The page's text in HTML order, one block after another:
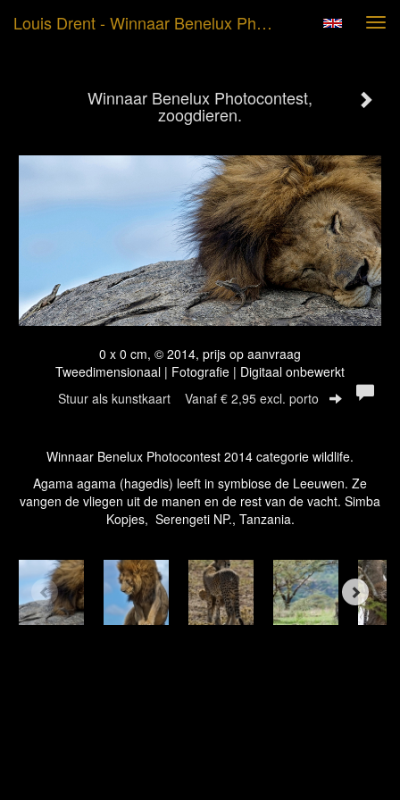
Louis Drent - Winnaar Benelux Photocontest, Zoogdieren.
Winnaar Benelux Photocontest,
zoogdieren.
0 x 0 cm, © 2014, prijs op aanvraag
Tweedimensionaal | Fotografie | Digitaal onbewerkt
Stuur als kunstkaart Vanaf € 2,95 excl. porto
Winnaar Benelux Photocontest 2014 categorie wildlife.
Agama agama (hagedis) leeft in symbiose de Leeuwen. Ze
vangen de vliegen uit de manen en de rest van de vacht. Simba
Kopjes, Serengeti NP., Tanzania.